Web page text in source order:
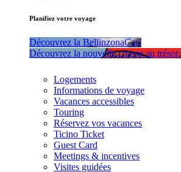
Planifiez votre voyage
Découvrez la BellinzonaCar!
Découvrez la nouvelle chasse au
Logements
Informations de voyage
Vacances accessibles
Touring
Réservez vos vacances
Ticino Ticket
Guest Card
Meetings & incentives
Visites guidées